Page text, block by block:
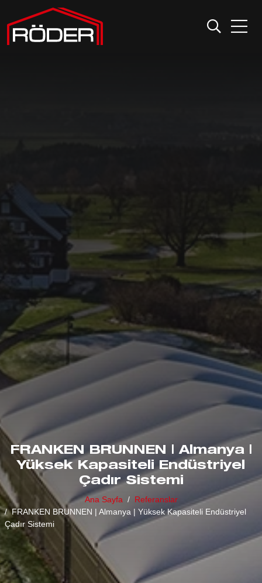
FRANKEN BRUNNEN | Almanya |
Yüksek Kapasiteli Endüstriyel
Çadır Sistemi
Ana Sayfa
Referanslar
FRANKEN BRUNNEN | Almanya | Yüksek Kapasiteli Endüstriyel
Çadır Sistemi